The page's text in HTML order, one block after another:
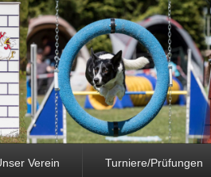
Verein Turniere/Prüfungen